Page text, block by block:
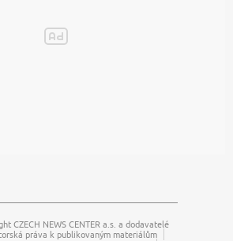
CZECH NEWS CENTER a.s. a dodavatelé
práva k publikovaným materiálům